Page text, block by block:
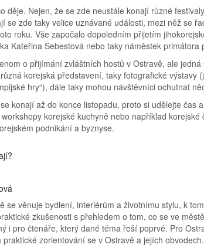
děje. Nejen, že se zde neustále konají různé
se zde taky velice uznávané události, mezi něž se
roku. Vše započalo dopoledním přijetím
Kateřina Šebestová nebo taky náměstek primátora
o přijímání zvláštních hostů v Ostravě, ale
korejská představení, taky fotografické výstavy
hry“), dále taky mohou návštěvníci ochutnat
konají až do konce listopadu, proto si udělejte čas
korejské kuchyně nebo například
podnikání a byznyse.
se věnuje bydlení, interiérům a životnímu stylu, k
zkušenosti s přehledem o tom, co se ve
i pro čtenáře, který dané téma řeší poprvé. Pro
praktické zorientování se v Ostravě a jejích obvodech.